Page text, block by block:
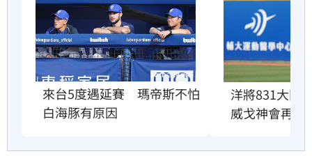
來台5度遇延賽　瑪帝斯不怕
白海豚有原因
洋將831大限
威戈神會再試